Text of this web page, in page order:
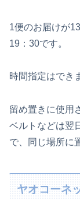
1便のお届けが
19：30です。
時間指定はでき
留め置きに使用
ベルトなどは翌
で、同じ場所に
ヤオコーネ